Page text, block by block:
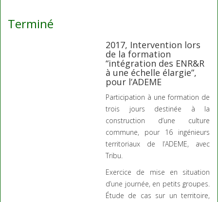
Terminé
2017, Intervention lors
de la formation
“intégration des ENR&R
à une échelle élargie”,
pour l’ADEME
Participation à une formation de
trois jours destinée à la
construction d’une culture
commune, pour 16 ingénieurs
territoriaux de l’ADEME, avec
Tribu.
Exercice de mise en situation
d’une journée, en petits groupes.
Étude de cas sur un territoire,